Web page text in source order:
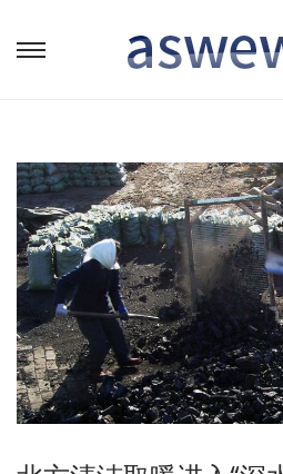
转
航
跳
容